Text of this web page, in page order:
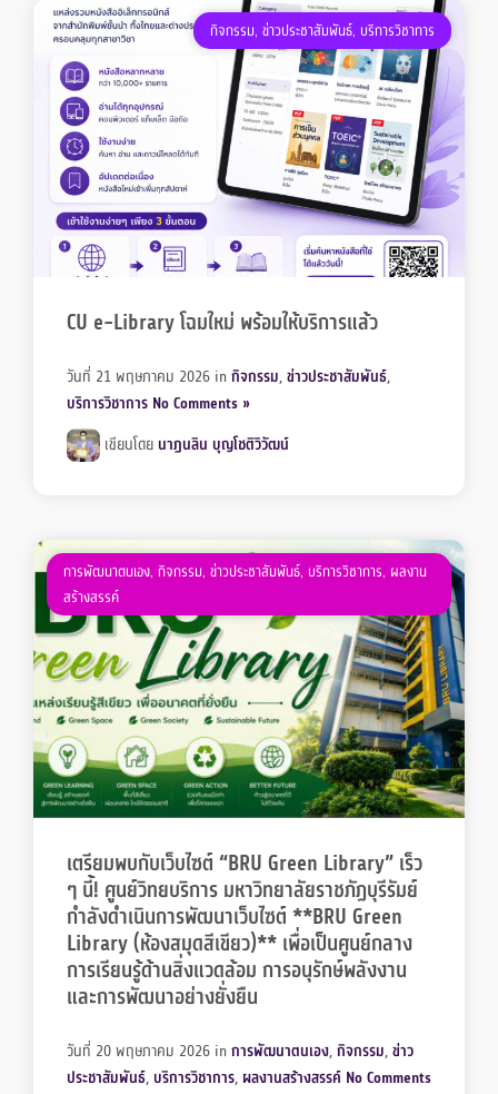
กิจกรรม, ข่าวประชาสัมพันธ์, บริการวิชาการ
CU e-Library โฉมใหม่ พร้อมให้บริการแล้ว
วันที่ 21 พฤษภาคม 2026 inกิจกรรม,ข่าวประชาสัมพันธ์,
บริการวิชาการ No Comments »
เขียนโดย นาฏนลิน บุญโชติวิวัฒน์
การพัฒนาตนเอง, กิจกรรม, ข่าวประชาสัมพันธ์, บริการวิชาการ, ผลงาน
สร้างสรรค์
เตรียมพบกับเว็บไซต์ “BRU Green Library” เร็ว
ๆ นี้! ศูนย์วิทยบริการ มหาวิทยาลัยราชภัฏบุรีรัมย์
กำลังดำเนินการพัฒนาเว็บไซต์ **BRU Green
Library (ห้องสมุดสีเขียว)** เพื่อเป็นศูนย์กลาง
การเรียนรู้ด้านสิ่งแวดล้อม การอนุรักษ์พลังงาน
และการพัฒนาอย่างยั่งยืน
วันที่ 20 พฤษภาคม 2026 inการพัฒนาตนเอง,กิจกรรม,ข่าว
ประชาสัมพันธ์, บริการวิชาการ, ผลงานสร้างสรรค์ No Comments